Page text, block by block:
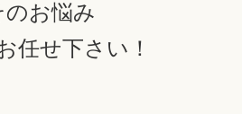
のお悩み
任せ下さい！